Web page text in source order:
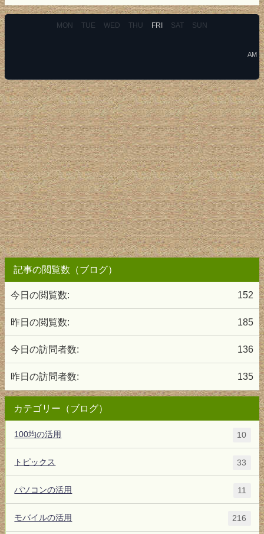
MON TUE WED THU FRI SAT SUN
AM
記事の閲覧数（ブログ）
152
今日の閲覧数:
185
昨日の閲覧数:
136
今日の訪問者数:
135
昨日の訪問者数:
カテゴリー（ブログ）
100均の活用 10
トピックス 33
パソコンの活用 11
モバイルの活用 216